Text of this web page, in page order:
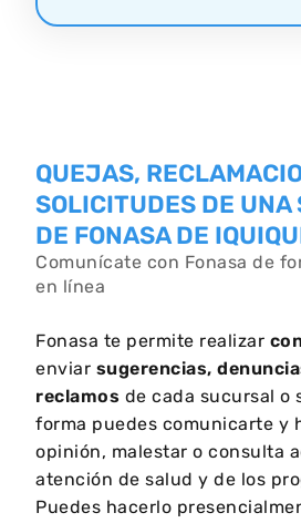
QUEJAS,
SOLICITUDES DE UNA
DE FONASA DE
Comunícate con Fonasa de
en línea
Fonasa te permite realizar
enviar sugerencias,
reclamos de cada sucursal o
forma puedes comunicarte y
opinión, malestar o consulta
atención de salud y de los
Puedes hacerlo